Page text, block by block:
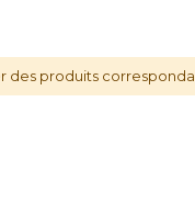
des produits